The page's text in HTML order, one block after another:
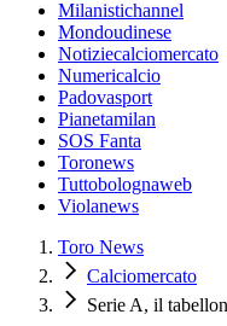
Milanistichannel
Mondoudinese
Notiziecalciomercato
Numericalcio
Padovasport
Pianetamilan
SOS Fanta
Toronews
Tuttobolognaweb
Violanews
Toro News
Calciomercato
Serie A, il